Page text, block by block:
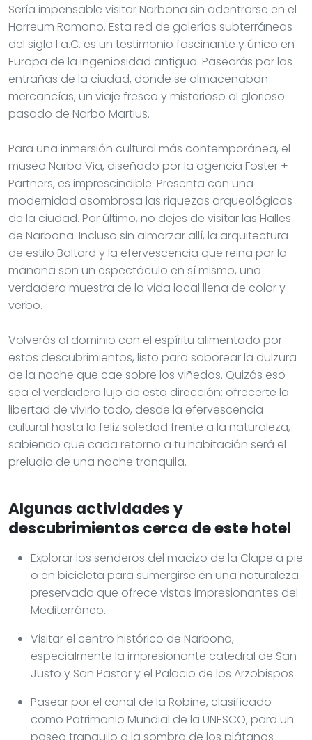
Sería impensable visitar Narbona sin adentrarse en el
Horreum Romano. Esta red de galerías subterráneas
del siglo I a.C. es un testimonio fascinante y único en
Europa de la ingeniosidad antigua. Pasearás por las
entrañas de la ciudad, donde se almacenaban
mercancías, un viaje fresco y misterioso al glorioso
pasado de Narbo Martius.
Para una inmersión cultural más contemporánea, el
museo Narbo Via, diseñado por la agencia Foster +
Partners, es imprescindible. Presenta con una
modernidad asombrosa las riquezas arqueológicas
de la ciudad. Por último, no dejes de visitar las Halles
de Narbona. Incluso sin almorzar allí, la arquitectura
de estilo Baltard y la efervescencia que reina por la
mañana son un espectáculo en sí mismo, una
verdadera muestra de la vida local llena de color y
verbo.
Volverás al dominio con el espíritu alimentado por
estos descubrimientos, listo para saborear la dulzura
de la noche que cae sobre los viñedos. Quizás eso
sea el verdadero lujo de esta dirección: ofrecerte la
libertad de vivirlo todo, desde la efervescencia
cultural hasta la feliz soledad frente a la naturaleza,
sabiendo que cada retorno a tu habitación será el
preludio de una noche tranquila.
Algunas actividades y
descubrimientos cerca de este hotel
Explorar los senderos del macizo de la Clape a pie
o en bicicleta para sumergirse en una naturaleza
preservada que ofrece vistas impresionantes del
Mediterráneo.
Visitar el centro histórico de Narbona,
especialmente la impresionante catedral de San
Justo y San Pastor y el Palacio de los Arzobispos.
Pasear por el canal de la Robine, clasificado
como Patrimonio Mundial de la UNESCO, para un
paseo tranquilo a la sombra de los plátanos